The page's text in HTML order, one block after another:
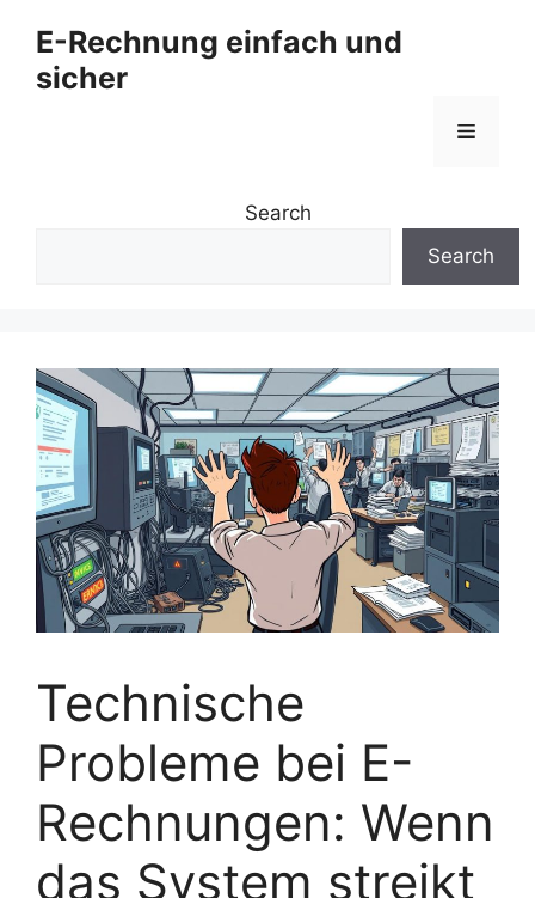
Inhalt
springen
E-Rechnung einfach und
sicher
Menü
Search
Search
Technische
Probleme bei E-
Rechnungen: Wenn
das System streikt